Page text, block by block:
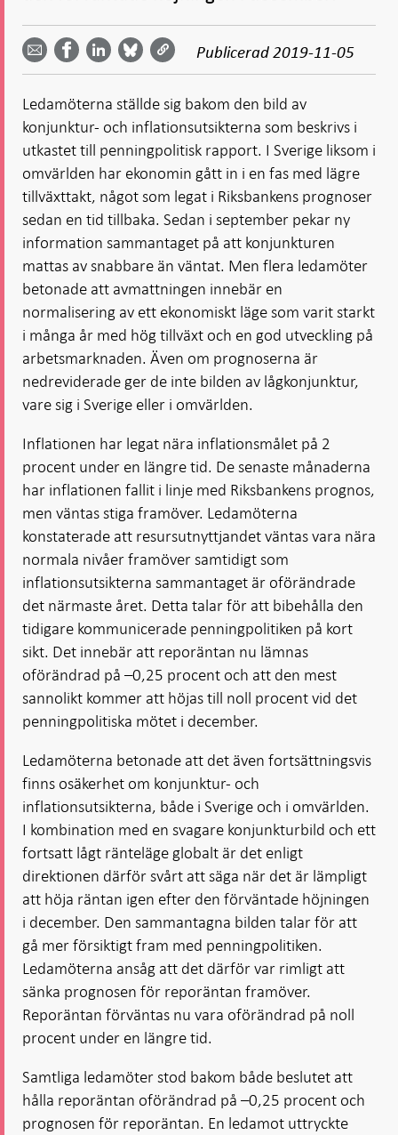
Dela
email -
Öppnas
i ny flik
Dela på
Facebook
- Öppnas
Dela på
LinkedIn
-
Öppnas
i ny flik
på
Bluesky
-
i ny flik
på
Twitter
-
i ny flik
Publicerad 2019-11-05
Ledamöterna ställde sig bakom den bild av
konjunktur- och inflationsutsikterna som beskrivs i
utkastet till penningpolitisk rapport. I Sverige liksom i
omvärlden har ekonomin gått in i en fas med lägre
tillväxttakt, något som legat i Riksbankens prognoser
sedan en tid tillbaka. Sedan i september pekar ny
information sammantaget på att konjunkturen
mattas av snabbare än väntat. Men flera ledamöter
betonade att avmattningen innebär en
normalisering av ett ekonomiskt läge som varit starkt
i många år med hög tillväxt och en god utveckling på
arbetsmarknaden. Även om prognoserna är
nedreviderade ger de inte bilden av lågkonjunktur,
vare sig i Sverige eller i omvärlden.
Inflationen har legat nära inflationsmålet på 2
procent under en längre tid. De senaste månaderna
har inflationen fallit i linje med Riksbankens prognos,
men väntas stiga framöver. Ledamöterna
konstaterade att resursutnyttjandet väntas vara nära
normala nivåer framöver samtidigt som
inflationsutsikterna sammantaget är oförändrade
det närmaste året. Detta talar för att bibehålla den
tidigare kommunicerade penningpolitiken på kort
sikt. Det innebär att reporäntan nu lämnas
oförändrad på –0,25 procent och att den mest
sannolikt kommer att höjas till noll procent vid det
penningpolitiska mötet i december.
Ledamöterna betonade att det även fortsättningsvis
finns osäkerhet om konjunktur- och
inflationsutsikterna, både i Sverige och i omvärlden.
I kombination med en svagare konjunkturbild och ett
fortsatt lågt ränteläge globalt är det enligt
direktionen därför svårt att säga när det är lämpligt
att höja räntan igen efter den förväntade höjningen
i december. Den sammantagna bilden talar för att
gå mer försiktigt fram med penningpolitiken.
Ledamöterna ansåg att det därför var rimligt att
sänka prognosen för reporäntan framöver.
Reporäntan förväntas nu vara oförändrad på noll
procent under en längre tid.
Samtliga ledamöter stod bakom både beslutet att
hålla reporäntan oförändrad på –0,25 procent och
prognosen för reporäntan. En ledamot uttryckte